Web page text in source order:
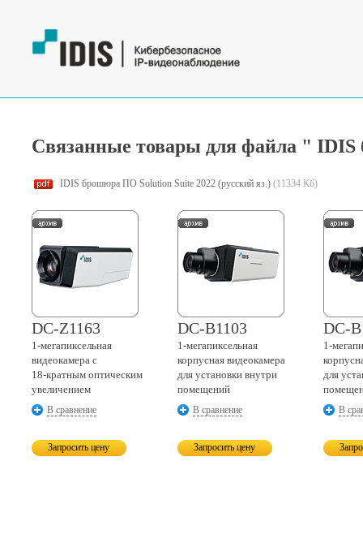
Связанные товары для файла "
IDIS брошюра ПО Solution Suite 2022 (русский яз.) (11334 Кб)
DC-Z1163
1-мегапиксельная
видеокамера с
18-кратным оптическим
увеличением
В сравнение
Запросить цену
DC-B1103
1-мегапиксельная
корпусная видеокамера
для установки внутри
помещений
В сравнение
Запросить цену
DC-
1-
для
В